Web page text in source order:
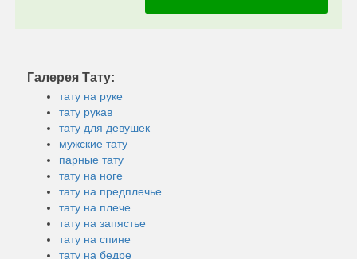
Галерея Тату:
тату на руке
тату рукав
тату для девушек
мужские тату
парные тату
тату на ноге
тату на предплечье
тату на плече
тату на запястье
тату на спине
тату на бедре